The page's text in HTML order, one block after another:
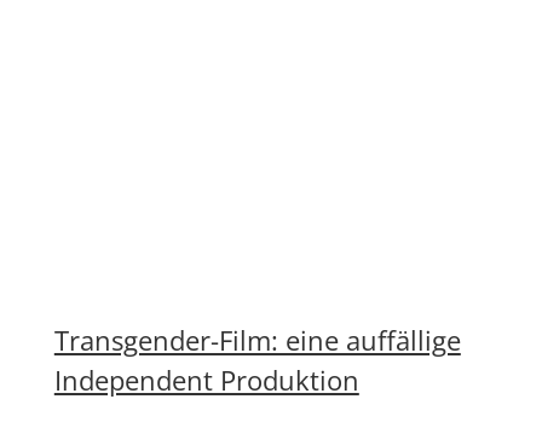
Transgender-Film: eine auffällige
Independent Produktion